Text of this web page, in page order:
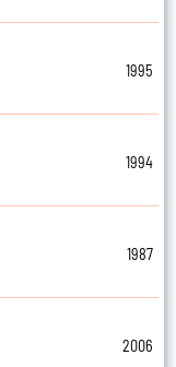
1995
1994
1987
2006